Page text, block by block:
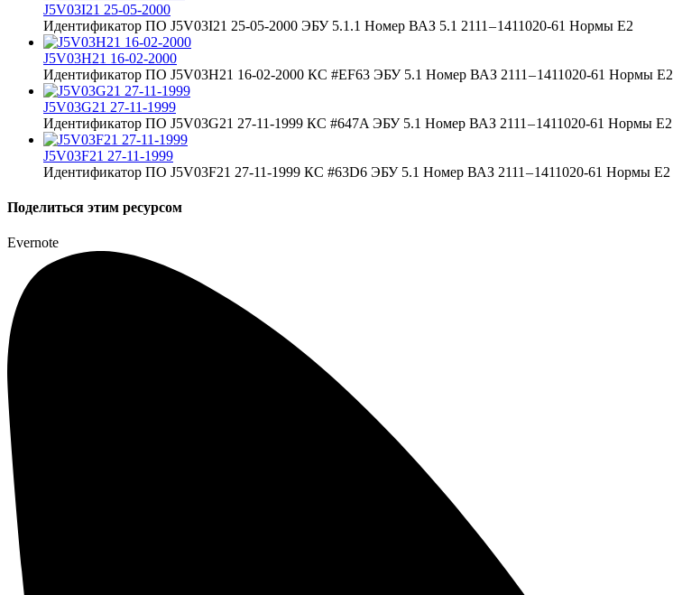
J5V03I21 25-05-2000
Идентификатор ПО J5V03I21 25-05-2000 ЭБУ 5.1.1 Номер ВАЗ 5.1 2111 – 1411020-61 Нормы Е2
J5V03H21 16-02-2000
Идентификатор ПО J5V03H21 16-02-2000 КС #EF63 ЭБУ 5.1 Номер ВАЗ 2111 – 1411020-61 Нормы Е2
J5V03G21 27-11-1999
Идентификатор ПО J5V03G21 27-11-1999 КС #647A ЭБУ 5.1 Номер ВАЗ 2111 – 1411020-61 Нормы Е2
J5V03F21 27-11-1999
Идентификатор ПО J5V03F21 27-11-1999 КС #63D6 ЭБУ 5.1 Номер ВАЗ 2111 – 1411020-61 Нормы Е2
Поделиться этим ресурсом
Evernote